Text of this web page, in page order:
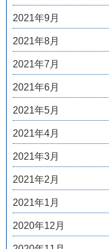
2021年9月
2021年8月
2021年7月
2021年6月
2021年5月
2021年4月
2021年3月
2021年2月
2021年1月
2020年12月